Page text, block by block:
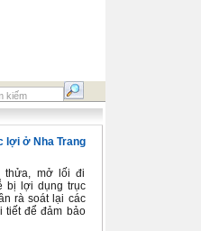
lợi ở Nha Trang
thửa, mở lối đi
bị lợi dụng trục
rà soát lại các
tiết để đảm bảo